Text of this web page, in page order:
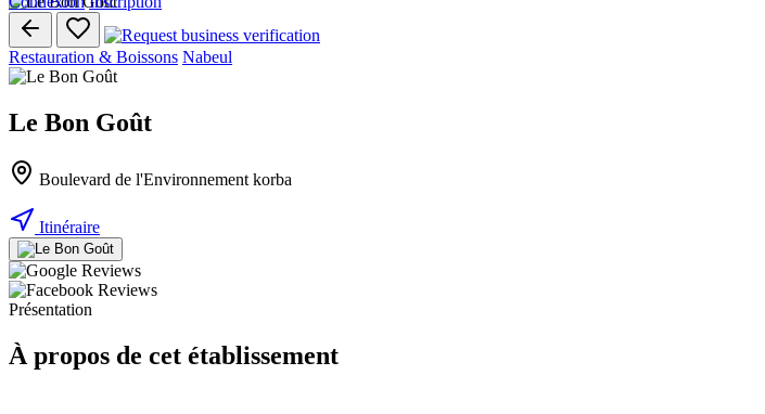
Restauration & Boissons Nabeul
Le Bon Goût
Boulevard de l'Environnement korba
Itinéraire
Présentation
À propos de cet établissement